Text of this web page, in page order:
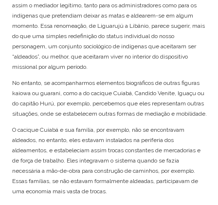
assim o mediador legítimo, tanto para os administradores como para os
indígenas que pretendiam deixar as matas e aldearem-se em algum
momento. Essa renomeação, de Liguarujú a Libânio, parece sugerir, mais
do que uma simples redefinição do status individual do nosso
personagem, um conjunto sociológico de indígenas que aceitaram ser
“aldeados”, ou melhor, que aceitaram viver no interior do dispositivo
missional por algum período.
No entanto, se acompanharmos elementos biográficos de outras figuras
kaiowa ou guarani, como a do cacique Cuiabá, Candido Venite, Iguaçu ou
do capitão Hurú, por exemplo, percebemos que eles representam outras
situações, onde se estabelecem outras formas de mediação e mobilidade.
O cacique Cuiabá e sua família, por exemplo, não se encontravam
aldeados, no entanto, eles estavam instalados na periferia dos
aldeamentos, e estabeleciam assim trocas constantes de mercadorias e
de força de trabalho. Eles integravam o sistema quando se fazia
necessária a mão-de-obra para construção de caminhos, por exemplo.
Essas famílias, se não estavam formalmente aldeadas, participavam de
uma economia mais vasta de trocas.